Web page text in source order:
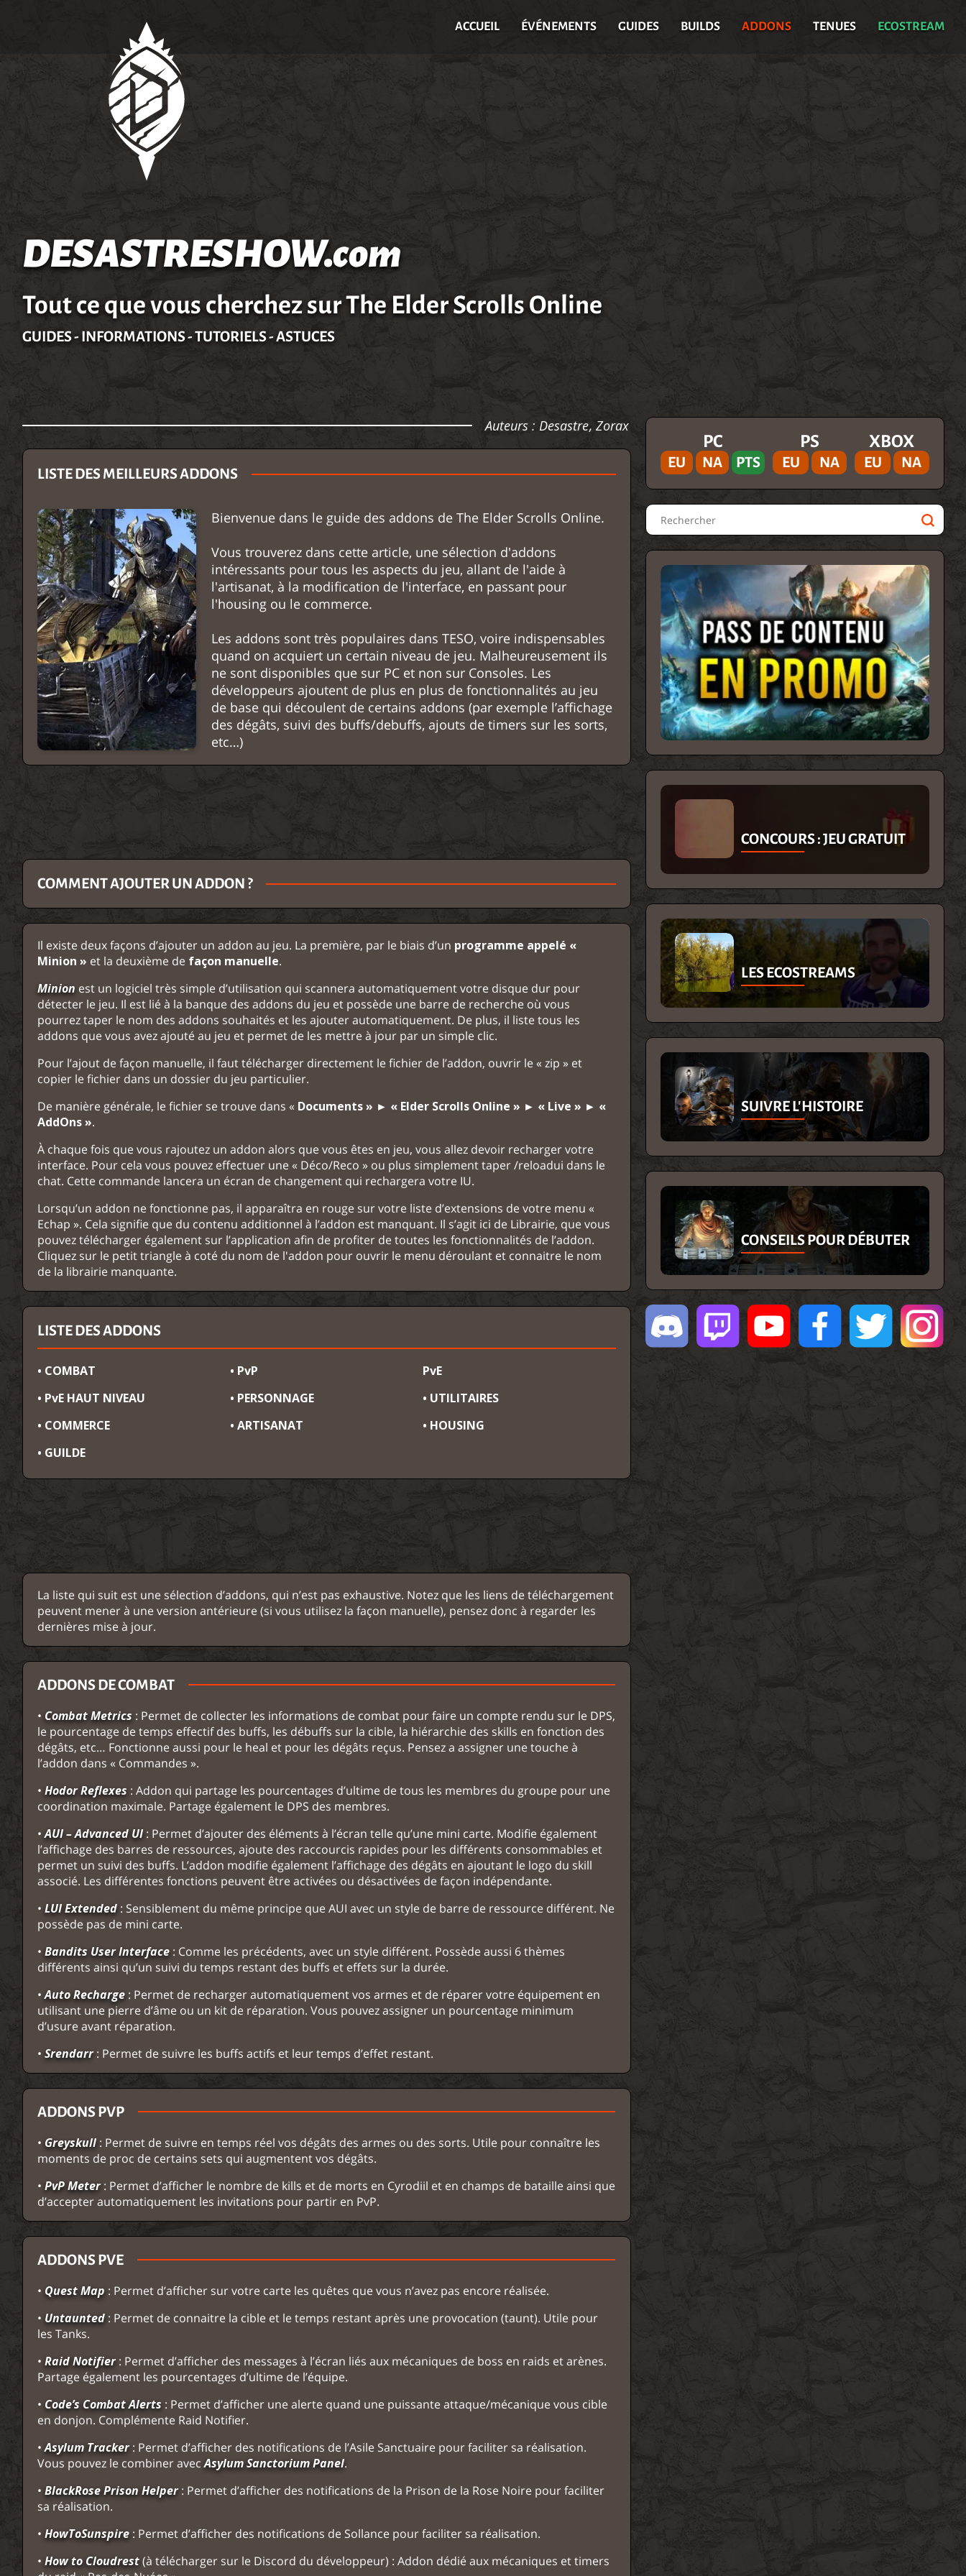
ACCUEIL ÉVÉNEMENTS GUIDES BUILDS ADDONS TENUES ECOSTREAM
DESASTRESHOW.com
Tout ce que vous cherchez sur The Elder Scrolls Online
GUIDES - INFORMATIONS - TUTORIELS - ASTUCES
Auteurs : Desastre, Zorax
LISTE DES MEILLEURS ADDONS
Bienvenue dans le guide des addons de The Elder Scrolls Online.
Vous trouverez dans cette article, une sélection d'addons
intéressants pour tous les aspects du jeu, allant de l'aide à
l'artisanat, à la modification de l'interface, en passant pour
l'housing ou le commerce.
Les addons sont très populaires dans TESO, voire indispensables
quand on acquiert un certain niveau de jeu. Malheureusement ils
ne sont disponibles que sur PC et non sur Consoles. Les
développeurs ajoutent de plus en plus de fonctionnalités au jeu
de base qui découlent de certains addons (par exemple l’affichage
des dégâts, suivi des buffs/debuffs, ajouts de timers sur les sorts,
etc…)
COMMENT AJOUTER UN ADDON ?
Il existe deux façons d’ajouter un addon au jeu. La première, par le biais d’un programme appelé «
Minion » et la deuxième de façon manuelle.
Minion est un logiciel très simple d’utilisation qui scannera automatiquement votre disque dur pour
détecter le jeu. Il est lié à la banque des addons du jeu et possède une barre de recherche où vous
pourrez taper le nom des addons souhaités et les ajouter automatiquement. De plus, il liste tous les
addons que vous avez ajouté au jeu et permet de les mettre à jour par un simple clic.
Pour l’ajout de façon manuelle, il faut télécharger directement le fichier de l’addon, ouvrir le « zip » et
copier le fichier dans un dossier du jeu particulier.
De manière générale, le fichier se trouve dans « Documents » ► « Elder Scrolls Online » ► « Live » ► «
AddOns ».
À chaque fois que vous rajoutez un addon alors que vous êtes en jeu, vous allez devoir recharger votre
interface. Pour cela vous pouvez effectuer une « Déco/Reco » ou plus simplement taper /reloadui dans le
chat. Cette commande lancera un écran de changement qui rechargera votre IU.
Lorsqu’un addon ne fonctionne pas, il apparaîtra en rouge sur votre liste d’extensions de votre menu «
Echap ». Cela signifie que du contenu additionnel à l’addon est manquant. Il s’agit ici de Librairie, que vous
pouvez télécharger également sur l’application afin de profiter de toutes les fonctionnalités de l’addon.
Cliquez sur le petit triangle à coté du nom de l'addon pour ouvrir le menu déroulant et connaitre le nom
de la librairie manquante.
LISTE DES ADDONS
• COMBAT • PvP
PvE
• PvE HAUT NIVEAU
• PERSONNAGE
• UTILITAIRES
• COMMERCE
• ARTISANAT
• HOUSING
• GUILDE
La liste qui suit est une sélection d’addons, qui n’est pas exhaustive. Notez que les liens de téléchargement
peuvent mener à une version antérieure (si vous utilisez la façon manuelle), pensez donc à regarder les
dernières mise à jour.
ADDONS DE COMBAT
• Combat Metrics : Permet de collecter les informations de combat pour faire un compte rendu sur le DPS,
le pourcentage de temps effectif des buffs, les débuffs sur la cible, la hiérarchie des skills en fonction des
dégâts, etc… Fonctionne aussi pour le heal et pour les dégâts reçus. Pensez a assigner une touche à
l’addon dans « Commandes ».
• Hodor Reflexes : Addon qui partage les pourcentages d’ultime de tous les membres du groupe pour une
coordination maximale. Partage également le DPS des membres.
•AUI – Advanced UI: Permet d’ajouter des éléments à l’écran telle qu’une mini carte. Modifie également
l’affichage des barres de ressources, ajoute des raccourcis rapides pour les différents consommables et
permet un suivi des buffs. L’addon modifie également l’affichage des dégâts en ajoutant le logo du skill
associé. Les différentes fonctions peuvent être activées ou désactivées de façon indépendante.
• LUI Extended: Sensiblement du même principe que AUI avec un style de barre de ressource différent. Ne
possède pas de mini carte.
• Bandits User Interface: Comme les précédents, avec un style différent. Possède aussi 6 thèmes
différents ainsi qu’un suivi du temps restant des buffs et effets sur la durée.
•Auto Recharge: Permet de recharger automatiquement vos armes et de réparer votre équipement en
utilisant une pierre d’âme ou un kit de réparation. Vous pouvez assigner un pourcentage minimum
d’usure avant réparation.
• Srendarr: Permet de suivre les buffs actifs et leur temps d’effet restant.
ADDONS PVP
• Greyskull: Permet de suivre en temps réel vos dégâts des armes ou des sorts. Utile pour connaître les
moments de proc de certains sets qui augmentent vos dégâts.
• PvP Meter: Permet d’afficher le nombre de kills et de morts en Cyrodiil et en champs de bataille ainsi que
d’accepter automatiquement les invitations pour partir en PvP.
ADDONS PVE
• Quest Map : Permet d’afficher sur votre carte les quêtes que vous n’avez pas encore réalisée.
• Untaunted: Permet de connaitre la cible et le temps restant après une provocation (taunt). Utile pour
les Tanks.
• Raid Notifier: Permet d’afficher des messages à l’écran liés aux mécaniques de boss en raids et arènes.
Partage également les pourcentages d’ultime de l’équipe.
• Code’s Combat Alerts : Permet d’afficher une alerte quand une puissante attaque/mécanique vous cible
en donjon. Complémente Raid Notifier.
•Asylum Tracker: Permet d’afficher des notifications de l’Asile Sanctuaire pour faciliter sa réalisation.
Vous pouvez le combiner avecAsylum Sanctorium Panel.
• BlackRose Prison Helper: Permet d’afficher des notifications de la Prison de la Rose Noire pour faciliter
sa réalisation.
• HowToSunspire: Permet d’afficher des notifications de Sollance pour faciliter sa réalisation.
• How to Cloudrest(à télécharger sur le Discord du développeur) : Addon dédié aux mécaniques et timers
PC
EU NA PTS
PS
EU NA
XBOX
EU NA
Rechercher
CONCOURS : JEU GRATUIT
LES ECOSTREAMS
SUIVRE L'HISTOIRE
CONSEILS POUR DÉBUTER